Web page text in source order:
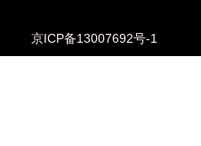
京ICP备13007692号-1